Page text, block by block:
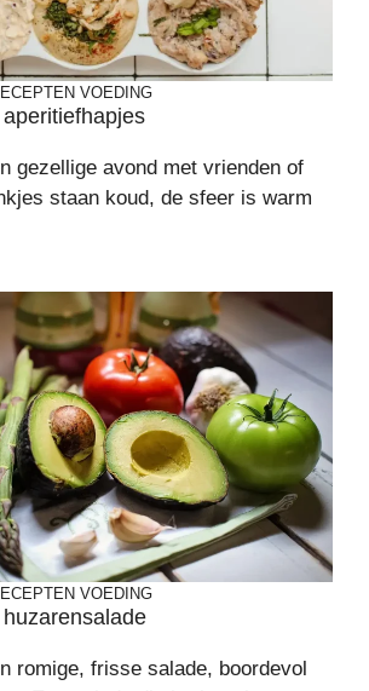
VOEDING
gezellige avond met vrienden of
staan koud, de sfeer is warm
VOEDING
romige, frisse salade, boordevol